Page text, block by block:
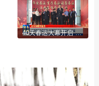
40天春运大幕开启 多部门齐发力 护航平安旅途